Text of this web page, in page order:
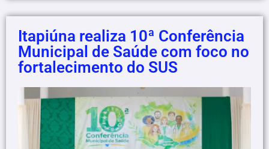
Itapiúna realiza 10ª Conferência
Municipal de Saúde com foco no
fortalecimento do SUS